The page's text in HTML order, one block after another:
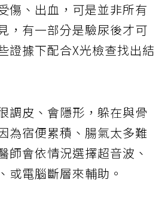
傷、出血，可是並非所有
，有一部分是驗尿後才可
證據下配合X光檢查找出結
調皮、會隱形，躲在與骨
為宿便累積、腸氣太多難
師會依情況選擇超音波、
或電腦斷層來輔助。